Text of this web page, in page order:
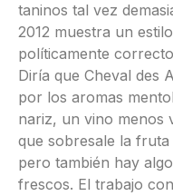
taninos tal vez
2012 muestra un
políticamente
Diría que Cheval des
por los aromas
nariz, un vino menos
que sobresale la
pero también hay
frescos. El trabajo